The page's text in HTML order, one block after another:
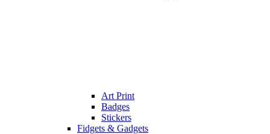
Art Print
Badges
Stickers
Fidgets & Gadgets